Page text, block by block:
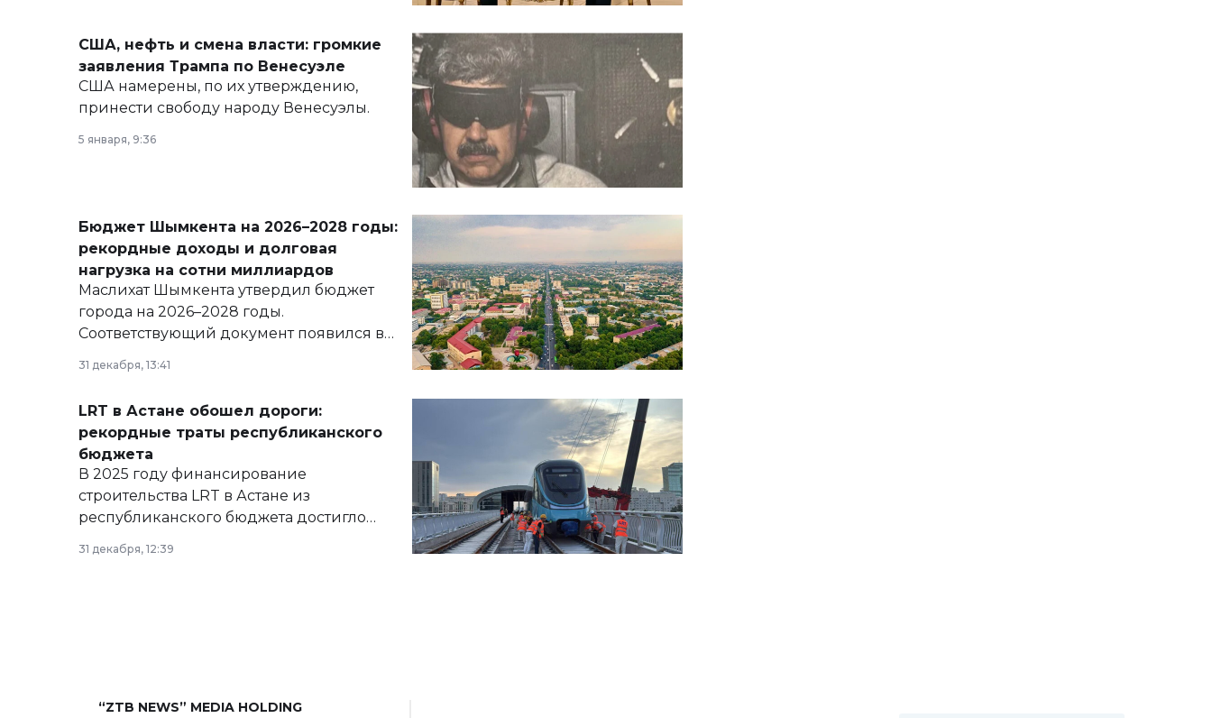
США, нефть и смена власти: громкие
заявления Трампа по Венесуэле
США намерены, по их утверждению,
принести свободу народу Венесуэлы.
5 января, 9:36
Бюджет Шымкента на 2026–2028 годы:
рекордные доходы и долговая
нагрузка на сотни миллиардов
Маслихат Шымкента утвердил бюджет
города на 2026–2028 годы.
Соответствующий документ появился в
базе нормативных правовых актов и на
сайте маслихат города.
31 декабря, 13:41
LRT в Астане обошел дороги:
рекордные траты республиканского
бюджета
В 2025 году финансирование
строительства LRT в Астане из
республиканского бюджета достигло
рекордных объемов.
31 декабря, 12:39
“ZTB NEWS” MEDIA HOLDING